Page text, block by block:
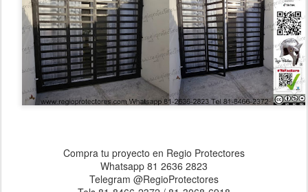
Compra tu proyecto en Regio Protectores
Whatsapp 81 2636 2823
Telegram @RegioProtectores
Tels 81-8466-2372 / 81-3068-6918
Aceptamos todas las tarjetas de crédito 💳
www.regioprotectores.com
https://www.facebook.com/RegioProtectores/
Tik Tok: @regioprotectores
cotizaciones@regioprotectores.com
#RegioProtectores #privadadesannicolas #privadasdesannicolas
#puertas #Portones #portonescorredizos #portonesautomaticos